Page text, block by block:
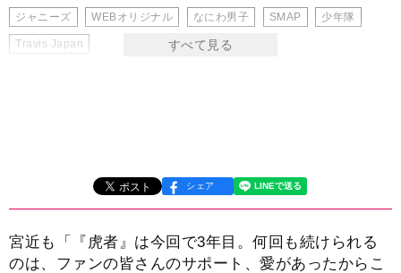
ジャニーズ WEBオリジナル なにわ男子 SMAP 少年隊
Travis Japan
シェア
宮近も「『虎者』は今回で3年目。何回も続けられる
のは、ファンの皆さんのサポート、愛があったからこ